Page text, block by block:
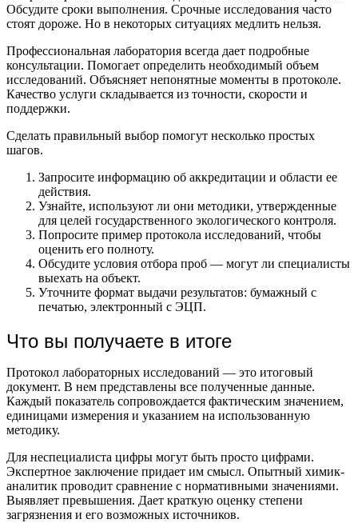
Обсудите сроки выполнения. Срочные исследования часто
стоят дороже. Но в некоторых ситуациях медлить нельзя.
Профессиональная лаборатория всегда дает подробные
консультации. Помогает определить необходимый объем
исследований. Объясняет непонятные моменты в протоколе.
Качество услуги складывается из точности, скорости и
поддержки.
Сделать правильный выбор помогут несколько простых
шагов.
Запросите информацию об аккредитации и области ее
действия.
Узнайте, используют ли они методики, утвержденные
для целей государственного экологического контроля.
Попросите пример протокола исследований, чтобы
оценить его полноту.
Обсудите условия отбора проб — могут ли специалисты
выехать на объект.
Уточните формат выдачи результатов: бумажный с
печатью, электронный с ЭЦП.
Что вы получаете в итоге
Протокол лабораторных исследований — это итоговый
документ. В нем представлены все полученные данные.
Каждый показатель сопровождается фактическим значением,
единицами измерения и указанием на использованную
методику.
Для неспециалиста цифры могут быть просто цифрами.
Экспертное заключение придает им смысл. Опытный химик-
аналитик проводит сравнение с нормативными значениями.
Выявляет превышения. Дает краткую оценку степени
загрязнения и его возможных источников.